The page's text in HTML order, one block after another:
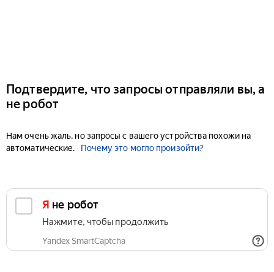
Подтвердите, что запросы отправляли вы, а
не робот
Нам очень жаль, но запросы с вашего устройства похожи на
автоматические.
Почему это могло произойти?
Я не робот
Нажмите, чтобы продолжить
Yandex SmartCaptcha